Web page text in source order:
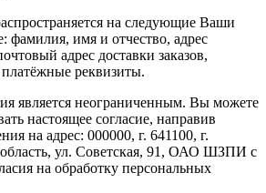
на следующие Ваши
фамилия, имя и отчество, адрес
адрес доставки заказов,
реквизиты.
является неограниченным. Вы можете
настоящее согласие, направив
на адрес: 000000, г. 641100, г.
ул. Советская, 91, ОАО ШЗПИ с
на обработку персональных